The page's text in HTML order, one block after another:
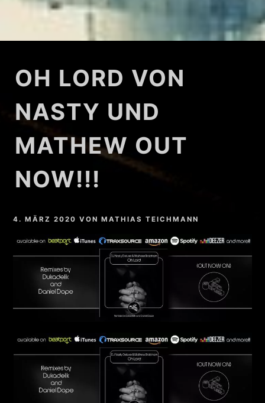
OH LORD VON
NASTY UND
MATHEW OUT
NOW!!!
4. MÄRZ 2020 VONMATHIAS TEICHMANN